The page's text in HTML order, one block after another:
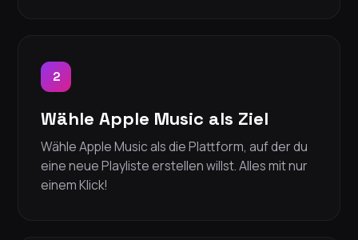
2
Wähle Apple Music als Ziel
Wähle Apple Music als die Plattform, auf der du
eine neue Playliste erstellen willst. Alles mit nur
einem Klick!